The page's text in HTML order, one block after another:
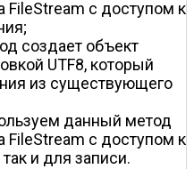
FileStream с доступом к
создает объект
UTF8, который
из существующего
данный метод
FileStream с доступом к
и для записи.